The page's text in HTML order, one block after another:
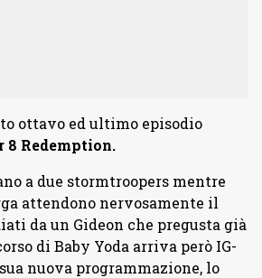
ottavo ed ultimo episodio
8 Redemption.
a due stormtroopers mentre
attendono nervosamente il
da un Gideon che pregusta già
di Baby Yoda arriva però IG-
nuova programmazione, lo